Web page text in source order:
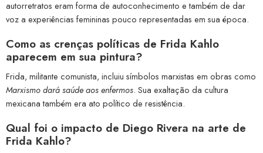
autorretratos eram forma de autoconhecimento e também de dar
voz a experiências femininas pouco representadas em sua época.
Como as crenças políticas de Frida Kahlo
aparecem em sua pintura?
Frida, militante comunista, incluiu símbolos marxistas em obras como
Marxismo dará saúde aos enfermos. Sua exaltação da cultura
mexicana também era ato político de resistência.
Qual foi o impacto de Diego Rivera na arte de
Frida Kahlo?